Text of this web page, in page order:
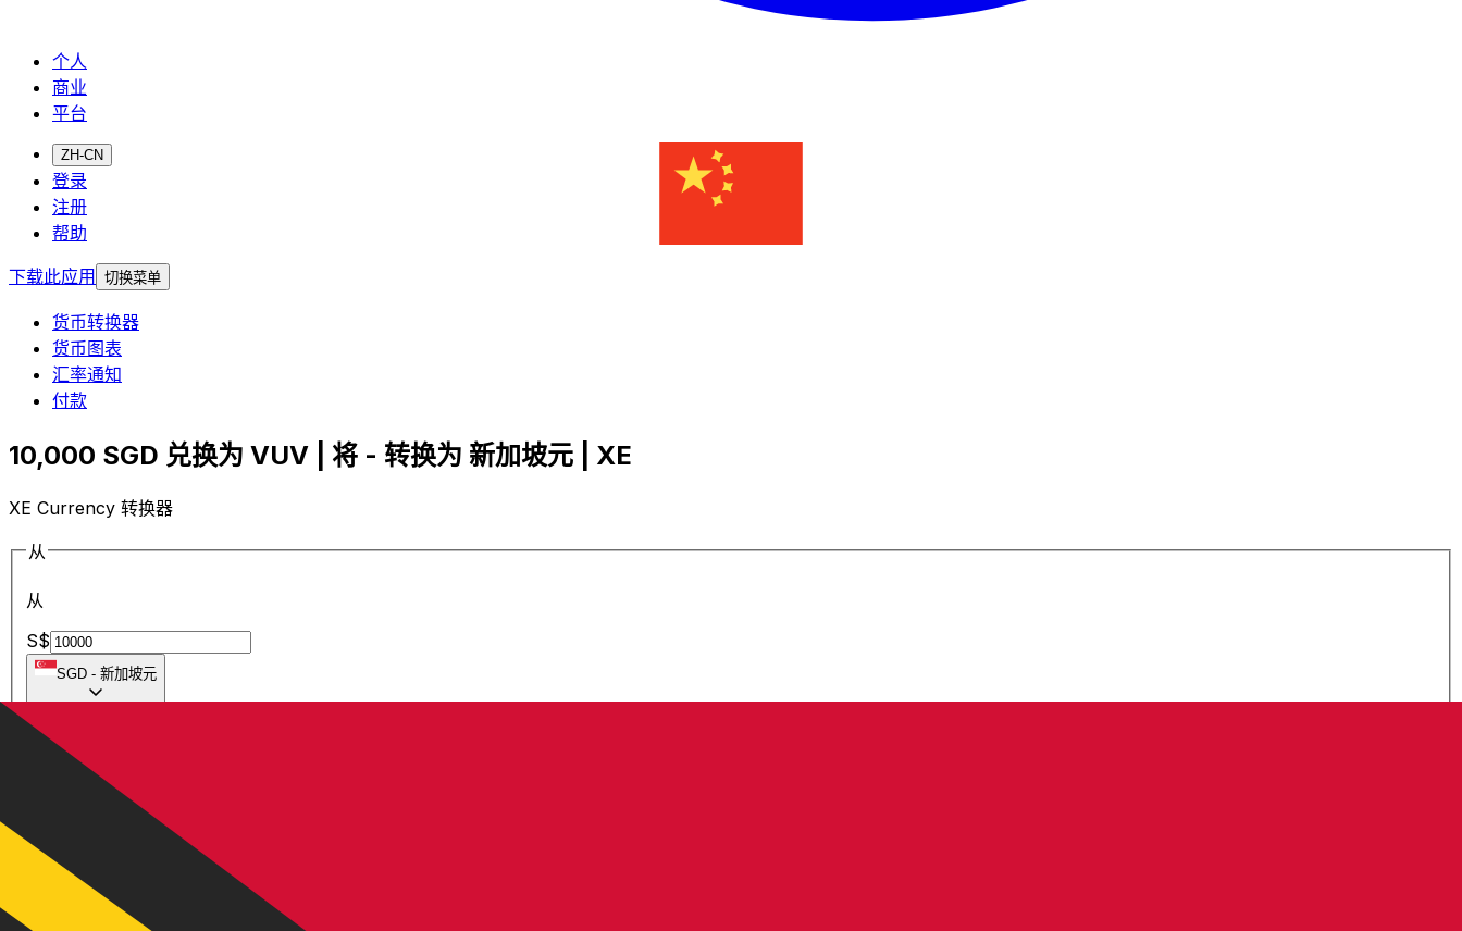
个人
商业
平台
ZH-CN
登录
注册
帮助
下载此应用
切换菜单
货币转换器
货币图表
汇率通知
付款
10,000 SGD 兑换为 VUV | 将 - 转换为 新加坡元 | XE
XE Currency 转换器
从
从
S$
SGD - 新加坡元
VT
VUV